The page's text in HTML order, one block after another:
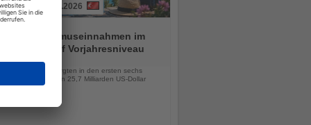
01.08.2026
hält Tourismuseinnahmen im
Halbjahr auf Vorjahresniveau
Besucher sorgten in den ersten sechs
für Einnahmen von 25,7 Milliarden US-Dollar